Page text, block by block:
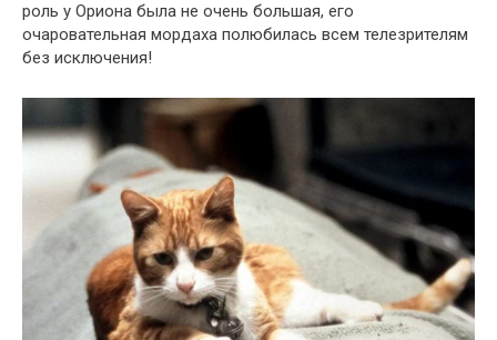
роль у Ориона была не очень большая, его
очаровательная мордаха полюбилась всем телезрителям
без исключения!